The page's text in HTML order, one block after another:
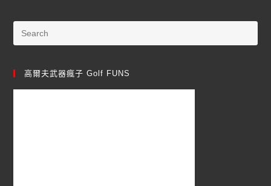
高爾夫武器瘋子 Golf FUNS